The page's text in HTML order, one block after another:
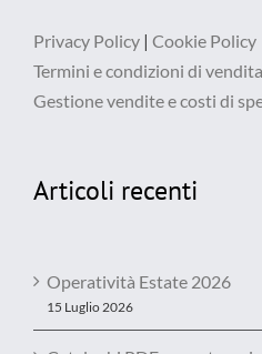
Privacy Policy | Cookie Policy
Termini e condizioni di vendita
Gestione vendite e costi di
Articoli recenti
Operatività Estate 2026
15 Luglio 2026